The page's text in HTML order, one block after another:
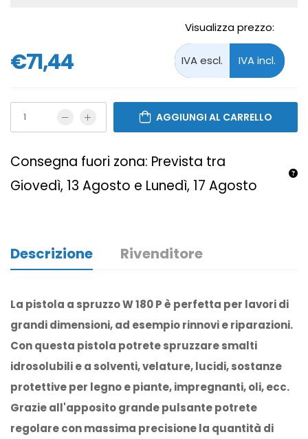
€71,44
Visualizza prezzo:
AGGIUNGI AL CARRELLO
Consegna fuori zona: Prevista tra
Giovedì, 13 Agosto e Lunedì, 17 Agosto
Descrizione Rivenditore
La pistola a spruzzo W 180 P è perfetta per lavori di
grandi dimensioni, ad esempio rinnovi e riparazioni.
Con questa pistola potrete spruzzare smalti
idrosolubili e a solventi, velature, lucidi, sostanze
protettive per legno e piante, impregnanti, oli, ecc.
Grazie all'apposito grande pulsante potrete
regolare con massima precisione la quantità di